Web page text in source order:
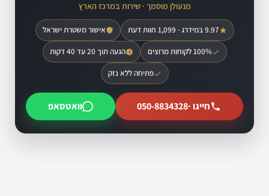
מנעולן מוסמך · שירות במרכז הארץ
9.97 במידרג · 1,099 חוות דעת אישור משטרת ישראל
100% לקוחות מרוצים הגעה תוך 20 עד 40 דקות
פתיחה ללא נזק
חייגו ·050-8834328 וואטסאפ